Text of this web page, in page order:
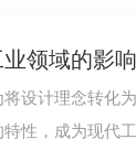
领域的影响
设计理念转化
性，成为现代